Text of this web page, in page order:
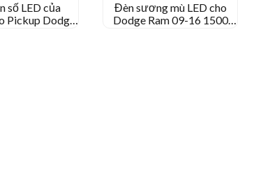
số LED của
Pickup Dodge
Đèn sương mù LED cho
Dodge Ram 09-16 1500